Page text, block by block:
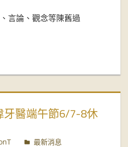
言論、觀念等陳舊過
醫端午節6/7-8休
最新消息